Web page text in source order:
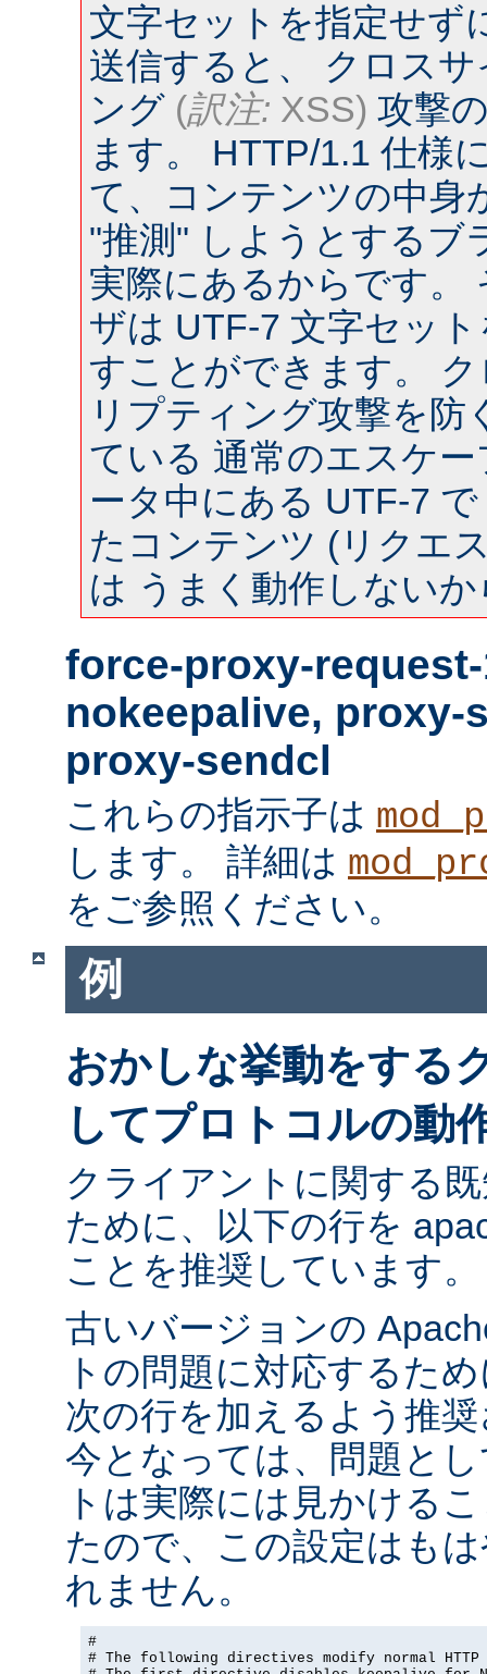
文字セットを指定せず
送信すると、 クロス
ング (訳注: XSS) 攻撃
ます。 HTTP/1.1 仕様
て、コンテンツの中身
"推測" しようとするブ
実際にあるからです。
ザは UTF-7 文字セッ
すことができます。
リプティング攻撃を防
ている 通常のエスケ
ータ中にある UTF-7
たコンテンツ (リクエ
は うまく動作しない
force-proxy-
nokeepalive, proxy-
proxy-sendcl
これらの指示子は
します。 詳細は
をご参照ください。
例
おかしな挙動をする
してプロトコルの動
クライアントに関する
ために、以下の行を
ことを推奨しています。
古いバージョンの
トの問題に対応するた
次の行を加えるよう推
今となっては、問題と
トは実際には見かける
たので、この設定はも
れません。
#
# The following directives modify normal HTTP